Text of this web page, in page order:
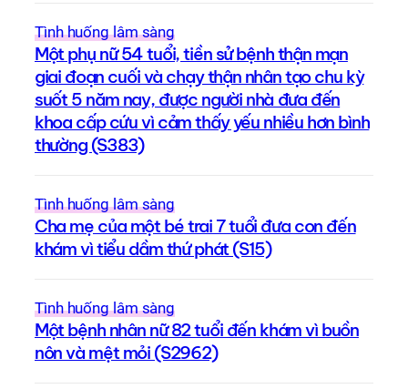
Tình huống lâm sàng
Một phụ nữ 54 tuổi, tiền sử bệnh thận mạn
giai đoạn cuối và chạy thận nhân tạo chu kỳ
suốt 5 năm nay, được người nhà đưa đến
khoa cấp cứu vì cảm thấy yếu nhiều hơn bình
thường (S383)
Tình huống lâm sàng
Cha mẹ của một bé trai 7 tuổi đưa con đến
khám vì tiểu dầm thứ phát (S15)
Tình huống lâm sàng
Một bệnh nhân nữ 82 tuổi đến khám vì buồn
nôn và mệt mỏi (S2962)